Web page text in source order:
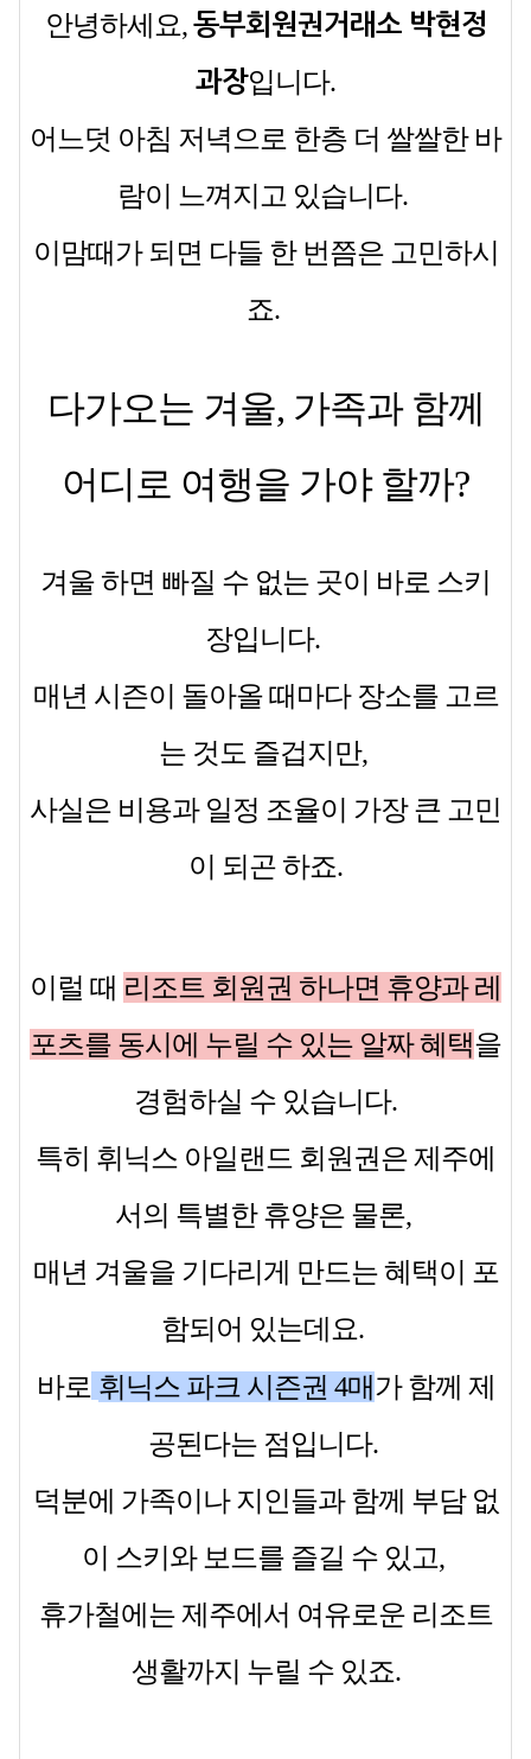
안녕하세요, 동부회원권거래소 박현정
과장입니다.
어느덧 아침 저녁으로 한층 더 쌀쌀한 바
람이 느껴지고 있습니다.
이맘때가 되면 다들 한 번쯤은 고민하시
죠.
다가오는 겨울, 가족과 함께
어디로 여행을 가야 할까?
겨울 하면 빠질 수 없는 곳이 바로 스키
장입니다.
매년 시즌이 돌아올 때마다 장소를 고르
는 것도 즐겁지만,
사실은 비용과 일정 조율이 가장 큰 고민
이 되곤 하죠.
이럴 때 리조트 회원권 하나면 휴양과 레
포츠를 동시에 누릴 수 있는 알짜 혜택을
경험하실 수 있습니다.
특히 휘닉스 아일랜드 회원권은 제주에
서의 특별한 휴양은 물론,
매년 겨울을 기다리게 만드는 혜택이 포
함되어 있는데요.
바로 휘닉스 파크 시즌권 4매가 함께 제
공된다는 점입니다.
덕분에 가족이나 지인들과 함께 부담 없
이 스키와 보드를 즐길 수 있고,
휴가철에는 제주에서 여유로운 리조트
생활까지 누릴 수 있죠.